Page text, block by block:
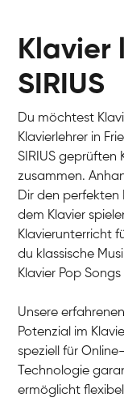
Klavier
SIRIUS
Du möchtest
Klavierlehrer in
SIRIUS geprüften
zusammen.
Dir den perfekten
dem Klavier
Klavierunterricht
du klassische
Klavier Pop Songs
Unsere
Potenzial im
speziell für
Technologie
ermöglicht